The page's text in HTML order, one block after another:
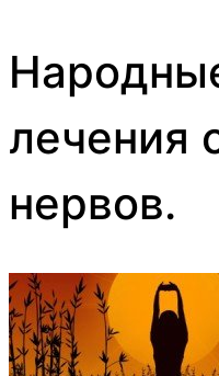
лечения
нервов.